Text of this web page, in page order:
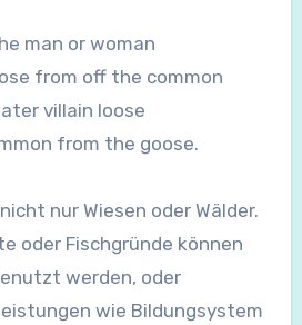
man or woman
from off the common
villain loose
from the goose.
nur Wiesen oder Wälder.
oder Fischgründe können
werden, oder
wie Bildungsystem